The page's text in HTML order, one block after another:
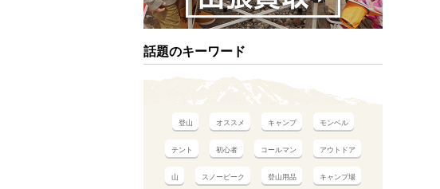
話題のキーワード
登山 オススメ キャンプ モンベル
テント 初心者 コールマン アウトドア
山 スノーピーク 登山用品 キャンプ場